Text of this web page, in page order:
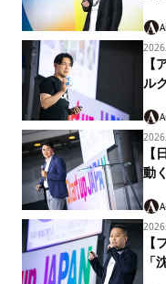
ネスの継続・成長が難しいと
いるのか。ソーシャル事業の
大
チ
【
ル
「
【
動
取
【